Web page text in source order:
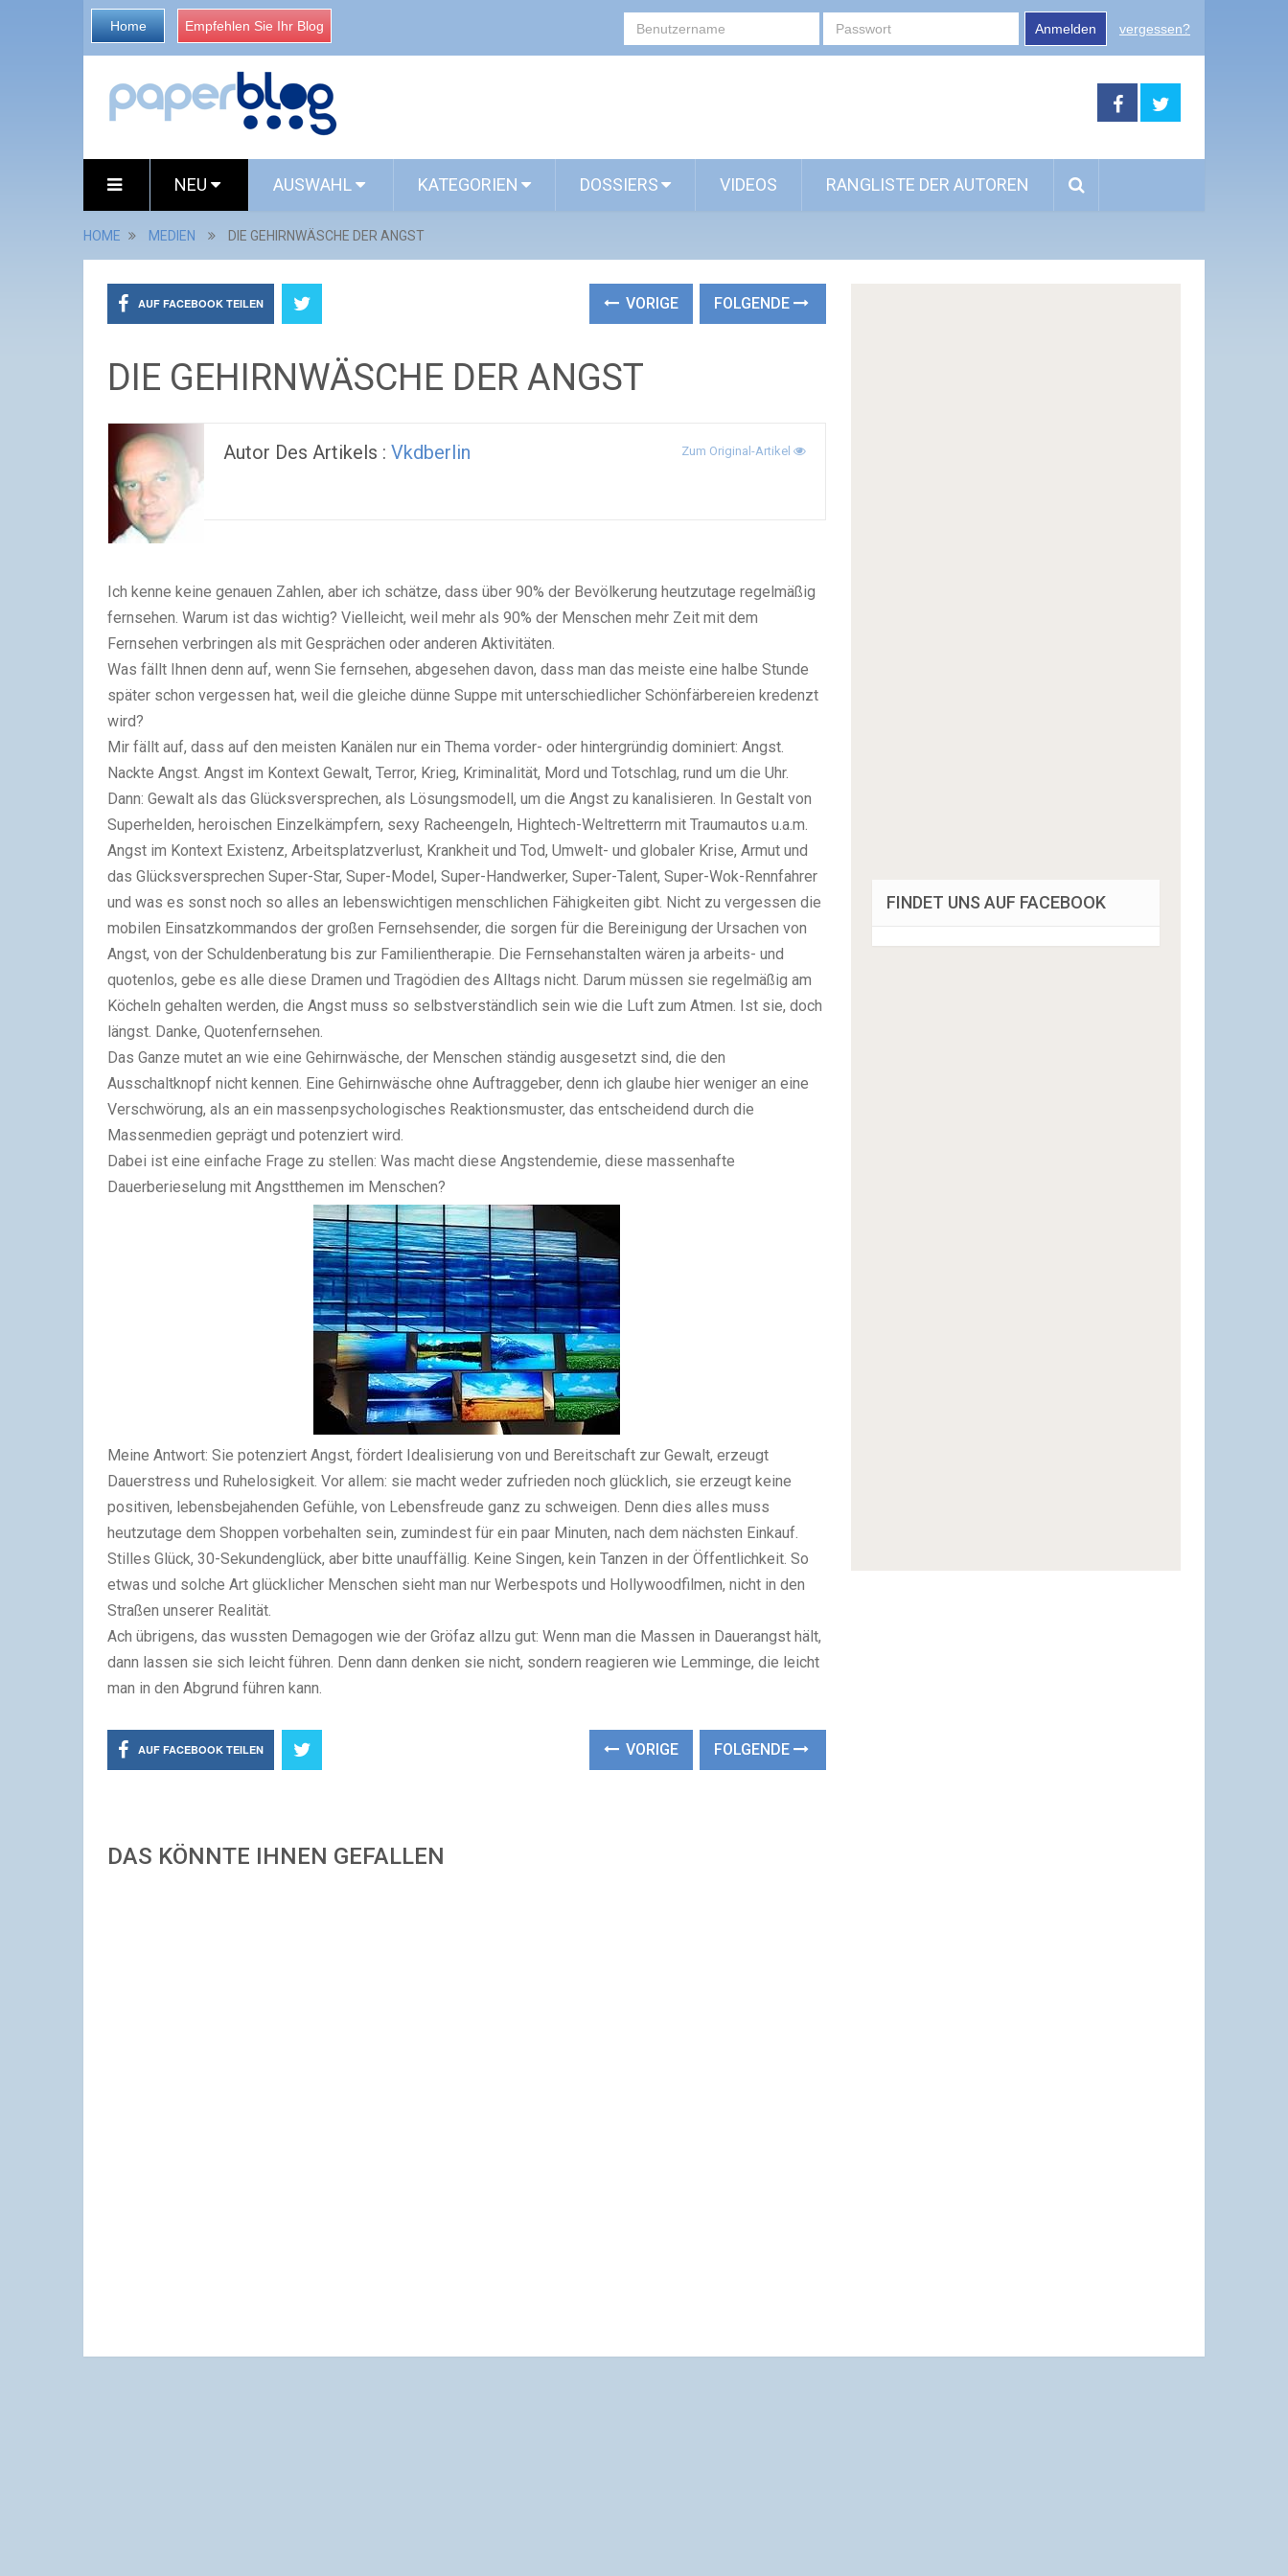
Home Empfehlen Sie Ihr Blog Anmelden vergessen?
NEU AUSWAHL KATEGORIEN DOSSIERS VIDEOS RANGLISTE DER AUTOREN
HOME MEDIEN DIE GEHIRNWÄSCHE DER ANGST
AUF FACEBOOK TEILEN VORIGE FOLGENDE
DIE GEHIRNWÄSCHE DER ANGST
Autor Des Artikels : Vkdberlin Zum Original-Artikel
Ich kenne keine genauen Zahlen, aber ich schätze, dass über 90% der Bevölkerung heutzutage regelmäßig
fernsehen. Warum ist das wichtig? Vielleicht, weil mehr als 90% der Menschen mehr Zeit mit dem
Fernsehen verbringen als mit Gesprächen oder anderen Aktivitäten.
Was fällt Ihnen denn auf, wenn Sie fernsehen, abgesehen davon, dass man das meiste eine halbe Stunde
später schon vergessen hat, weil die gleiche dünne Suppe mit unterschiedlicher Schönfärbereien kredenzt
wird?
Mir fällt auf, dass auf den meisten Kanälen nur ein Thema vorder- oder hintergründig dominiert: Angst.
Nackte Angst. Angst im Kontext Gewalt, Terror, Krieg, Kriminalität, Mord und Totschlag, rund um die Uhr.
Dann: Gewalt als das Glücksversprechen, als Lösungsmodell, um die Angst zu kanalisieren. In Gestalt von
Superhelden, heroischen Einzelkämpfern, sexy Racheengeln, Hightech-Weltretterrn mit Traumautos u.a.m.
Angst im Kontext Existenz, Arbeitsplatzverlust, Krankheit und Tod, Umwelt- und globaler Krise, Armut und
das Glücksversprechen Super-Star, Super-Model, Super-Handwerker, Super-Talent, Super-Wok-Rennfahrer
und was es sonst noch so alles an lebenswichtigen menschlichen Fähigkeiten gibt. Nicht zu vergessen die
mobilen Einsatzkommandos der großen Fernsehsender, die sorgen für die Bereinigung der Ursachen von
Angst, von der Schuldenberatung bis zur Familientherapie. Die Fernsehanstalten wären ja arbeits- und
quotenlos, gebe es alle diese Dramen und Tragödien des Alltags nicht. Darum müssen sie regelmäßig am
Köcheln gehalten werden, die Angst muss so selbstverständlich sein wie die Luft zum Atmen. Ist sie, doch
längst. Danke, Quotenfernsehen.
Das Ganze mutet an wie eine Gehirnwäsche, der Menschen ständig ausgesetzt sind, die den
Ausschaltknopf nicht kennen. Eine Gehirnwäsche ohne Auftraggeber, denn ich glaube hier weniger an eine
Verschwörung, als an ein massenpsychologisches Reaktionsmuster, das entscheidend durch die
Massenmedien geprägt und potenziert wird.
Dabei ist eine einfache Frage zu stellen: Was macht diese Angstendemie, diese massenhafte
Dauerberieselung mit Angstthemen im Menschen?
Meine Antwort: Sie potenziert Angst, fördert Idealisierung von und Bereitschaft zur Gewalt, erzeugt
Dauerstress und Ruhelosigkeit. Vor allem: sie macht weder zufrieden noch glücklich, sie erzeugt keine
positiven, lebensbejahenden Gefühle, von Lebensfreude ganz zu schweigen. Denn dies alles muss
heutzutage dem Shoppen vorbehalten sein, zumindest für ein paar Minuten, nach dem nächsten Einkauf.
Stilles Glück, 30-Sekundenglück, aber bitte unauffällig. Keine Singen, kein Tanzen in der Öffentlichkeit. So
etwas und solche Art glücklicher Menschen sieht man nur Werbespots und Hollywoodfilmen, nicht in den
Straßen unserer Realität.
Ach übrigens, das wussten Demagogen wie der Gröfaz allzu gut: Wenn man die Massen in Dauerangst hält,
dann lassen sie sich leicht führen. Denn dann denken sie nicht, sondern reagieren wie Lemminge, die leicht
man in den Abgrund führen kann.
AUF FACEBOOK TEILEN VORIGE FOLGENDE
DAS KÖNNTE IHNEN GEFALLEN
FINDET UNS AUF FACEBOOK